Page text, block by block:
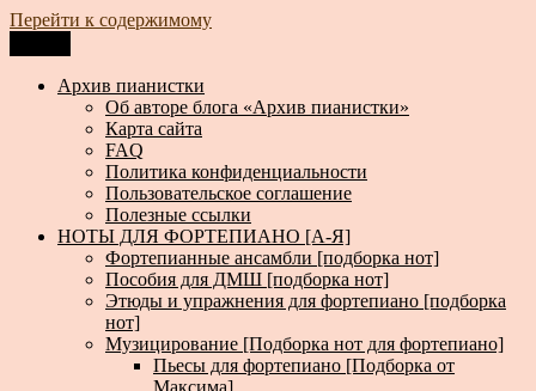
Перейти к содержимому
Архив пианистки
Всё для пианистов: ноты, книги, музыка, статьи…
Архив пианистки
Об авторе блога «Архив пианистки»
Карта сайта
FAQ
Политика конфиденциальности
Пользовательское соглашение
Полезные ссылки
НОТЫ ДЛЯ ФОРТЕПИАНО [А-Я]
Фортепианные ансамбли [подборка нот]
Пособия для ДМШ [подборка нот]
Этюды и упражнения для фортепиано [подборка
нот]
Музицирование [Подборка нот для фортепиано]
Пьесы для фортепиано [Подборка от
Максима]